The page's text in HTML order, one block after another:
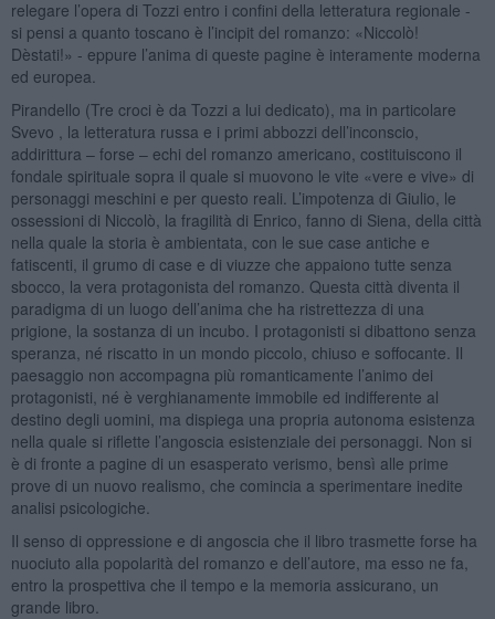
relegare l’opera di Tozzi entro i confini della letteratura regionale -
si pensi a quanto toscano è l’incipit del romanzo: «Niccolò!
Dèstati!» - eppure l’anima di queste pagine è interamente moderna
ed europea.
Pirandello (Tre croci è da Tozzi a lui dedicato), ma in particolare
Svevo , la letteratura russa e i primi abbozzi dell’inconscio,
addirittura – forse – echi del romanzo americano, costituiscono il
fondale spirituale sopra il quale si muovono le vite «vere e vive» di
personaggi meschini e per questo reali. L’impotenza di Giulio, le
ossessioni di Niccolò, la fragilità di Enrico, fanno di Siena, della città
nella quale la storia è ambientata, con le sue case antiche e
fatiscenti, il grumo di case e di viuzze che appaiono tutte senza
sbocco, la vera protagonista del romanzo. Questa città diventa il
paradigma di un luogo dell’anima che ha ristrettezza di una
prigione, la sostanza di un incubo. I protagonisti si dibattono senza
speranza, né riscatto in un mondo piccolo, chiuso e soffocante. Il
paesaggio non accompagna più romanticamente l’animo dei
protagonisti, né è verghianamente immobile ed indifferente al
destino degli uomini, ma dispiega una propria autonoma esistenza
nella quale si riflette l’angoscia esistenziale dei personaggi. Non si
è di fronte a pagine di un esasperato verismo, bensì alle prime
prove di un nuovo realismo, che comincia a sperimentare inedite
analisi psicologiche.
Il senso di oppressione e di angoscia che il libro trasmette forse ha
nuociuto alla popolarità del romanzo e dell’autore, ma esso ne fa,
entro la prospettiva che il tempo e la memoria assicurano, un
grande libro.